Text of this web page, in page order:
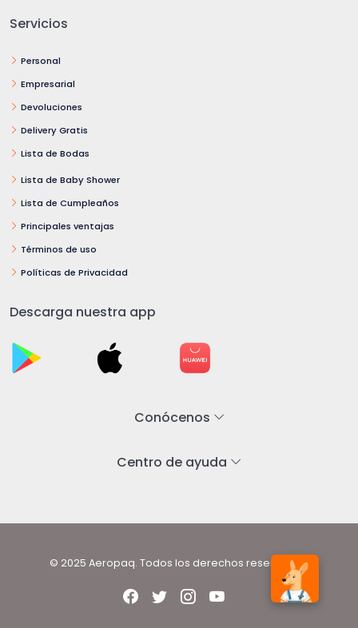
Servicios
Personal
Empresarial
Devoluciones
Delivery Gratis
Lista de Bodas
Lista de Baby Shower
Lista de Cumpleaños
Principales ventajas
Términos de uso
Políticas de Privacidad
Descarga nuestra app
Conócenos
Centro de ayuda
© 2025 Aeropaq. Todos los derechos reservados.